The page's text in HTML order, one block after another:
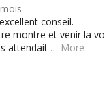
conseil.
montre et venir la
attendait … More